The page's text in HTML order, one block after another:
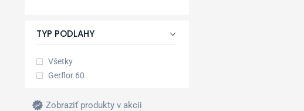
TYP PODLAHY
Všetky
Gerflor 60
Zobraziť produkty v akcii